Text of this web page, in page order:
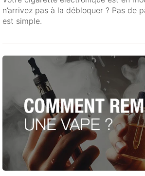
n’arrivez pas à la débloquer ? Pas de
est simple.